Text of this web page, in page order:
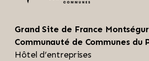
Grand Site de France Montségur
Communauté de Communes du
Hôtel d’entreprises